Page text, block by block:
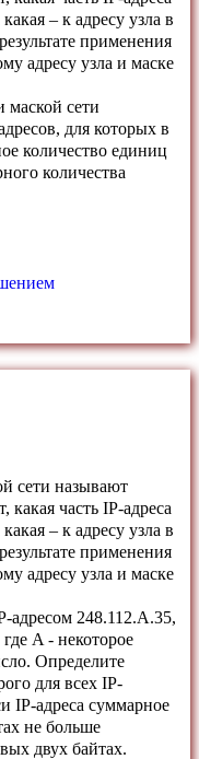
– к адресу узла в
применения
адресу узла и маске
маской сети
для которых в
количество единиц
количества
сети называют
какая часть IP-адреса
– к адресу узла в
применения
адресу узла и маске
адресом 248.112.A.35,
A - некоторое
Определите
для всех IP-
IP-адреса суммарное
не больше
двух байтах.